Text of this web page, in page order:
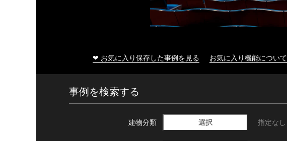
❤ お気に入り保存した事例を見る お気に入り機能について
事例を検索する
建物分類 選択 指定なし